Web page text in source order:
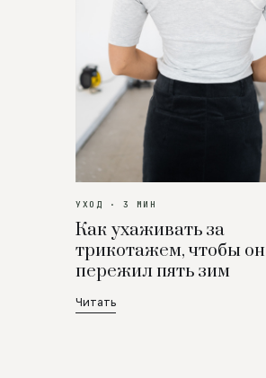
УХОД · 3 МИН
Как ухаживать за
трикотажем, чтобы он
пережил пять зим
Читать